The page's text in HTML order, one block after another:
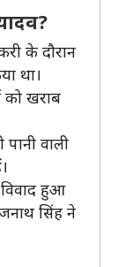
के दौरान
था।
को खराब
वाली
हुआ
सिंह ने